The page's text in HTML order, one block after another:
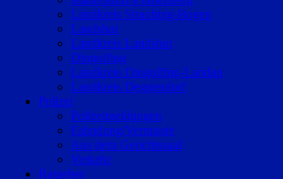
Landkreis Straubing-Bogen
Landshut
Landkreis Landshut
Dingolfing
Landkreis Dingolfing-Landau
Landkreis Deggendorf
Polizei
Polizeimeldungen
Fahndung/Vermisste
Aus dem Gerichtssaal
Verkehr
Ratgeber